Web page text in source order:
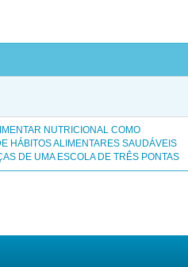
NUTRICIONAL COMO
HÁBITOS ALIMENTARES SAUDÁVEIS
DE UMA ESCOLA DE TRÊS PONTAS